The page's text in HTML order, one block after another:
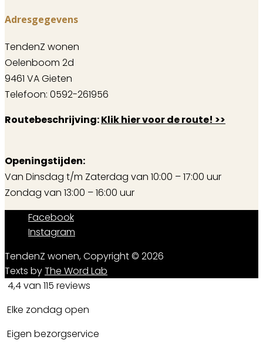
Adresgegevens
TendenZ wonen
Oelenboom 2d
9461 VA Gieten
Telefoon: 0592-261956
Routebeschrijving:Klik hier voor de route! >>
Openingstijden:
Van Dinsdag t/m Zaterdag van 10:00 – 17:00 uur
Zondag van 13:00 – 16:00 uur
Facebook
Instagram
TendenZ wonen, Copyright © 2026
Texts byThe Word Lab
4,4 van 115 reviews
Elke zondag open
Eigen bezorgservice